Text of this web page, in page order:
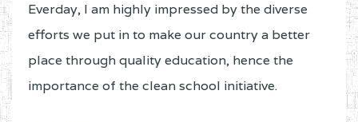
Everday, I am highly impressed by the diverse
efforts we put in to make our country a better
place through quality education, hence the
importance of the clean school initiative.